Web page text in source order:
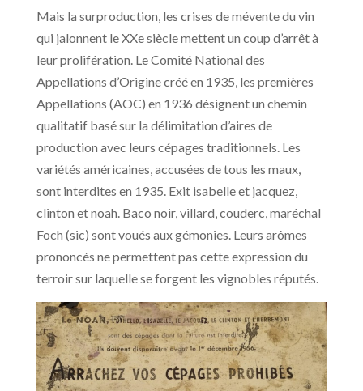
Mais la surproduction, les crises de mévente du vin
qui jalonnent le XXe siècle mettent un coup d’arrêt à
leur prolifération. Le Comité National des
Appellations d’Origine créé en 1935, les premières
Appellations (AOC) en 1936 désignent un chemin
qualitatif basé sur la délimitation d’aires de
production avec leurs cépages traditionnels. Les
variétés américaines, accusées de tous les maux,
sont interdites en 1935. Exit isabelle et jacquez,
clinton et noah. Baco noir, villard, couderc, maréchal
Foch (sic) sont voués aux gémonies. Leurs arômes
prononcés ne permettent pas cette expression du
terroir sur laquelle se forgent les vignobles réputés.